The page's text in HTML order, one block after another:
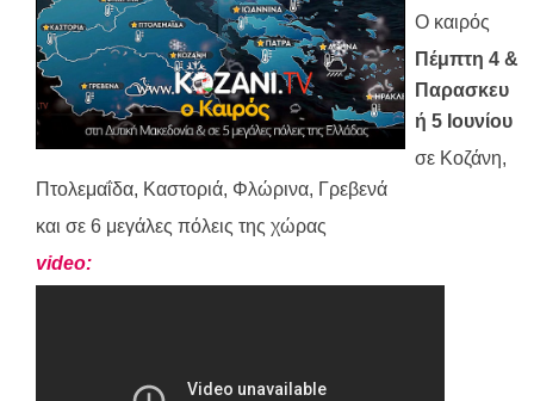
Ο καιρός
Πέμπτη 4 &
Παρασκευ
ή 5 Ιουνίου
σε Κοζάνη,
Πτολεμαΐδα, Καστοριά, Φλώρινα, Γρεβενά
και σε 6 μεγάλες πόλεις της χώρας
video: